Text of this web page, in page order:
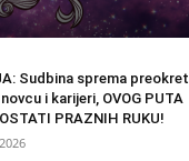
Sudbina sprema preokret
i karijeri, OVOG PUTA
PRAZNIH RUKU!